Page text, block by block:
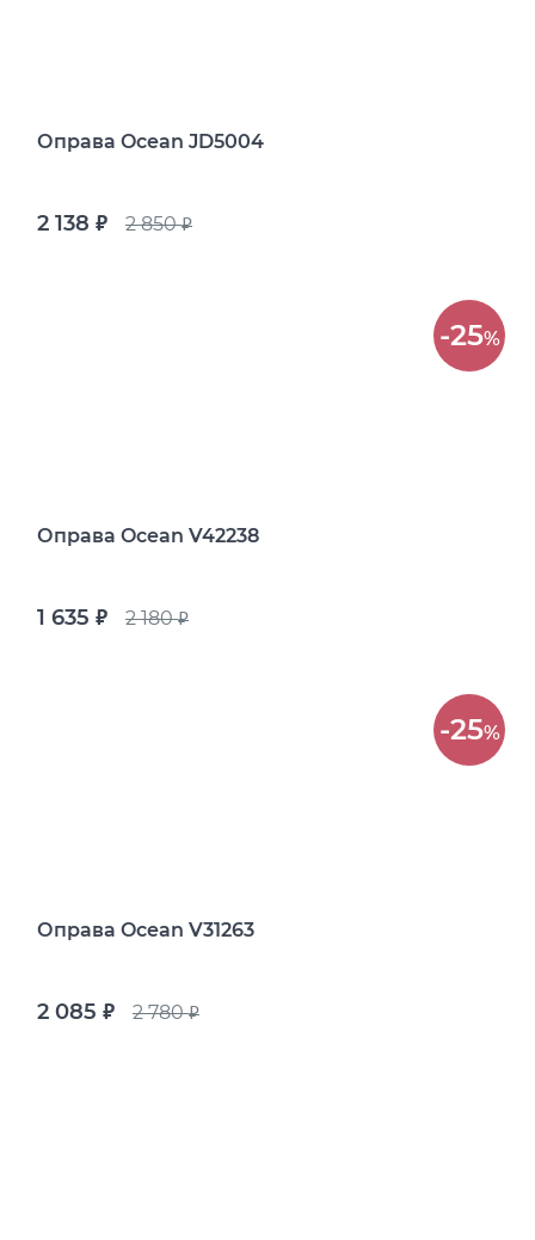
Оправа Ocean JD5004
2 138 руб. 2 850руб.
-25%
Оправа Ocean V42238
1 635 руб. 2 180руб.
-25%
Оправа Ocean V31263
2 085 руб. 2 780руб.